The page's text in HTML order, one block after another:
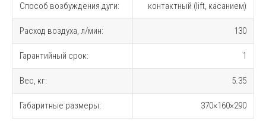
Способ возбуждения дуги: контактный (lift, касанием)
Расход воздуха, л/мин: 130
Гарантийный срок: 1
Вес, кг: 5.35
Габаритные размеры: 370×160×290